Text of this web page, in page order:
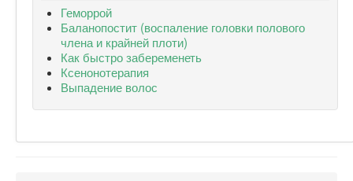
Геморрой
Баланопостит (воспаление головки полового
члена и крайней плоти)
Как быстро забеременеть
Ксенонотерапия
Выпадение волос